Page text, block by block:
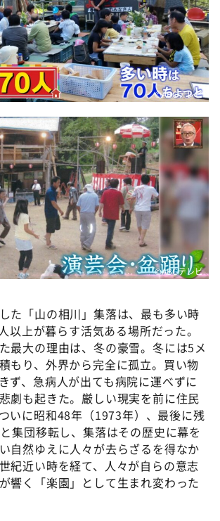
©ABCテレビ
©ABCテレビ
た「山の相川」集落は、最も多い時
以上が暮らす活気ある場所だった。
最大の理由は、冬の豪雪。冬には5メ
もり、外界から完全に孤立。買い物
ず、急病人が出ても病院に運べずに
劇も起きた。厳しい現実を前に住民
いに昭和48年（1973年）、最後に残
集団移転し、集落はその歴史に幕を
自然ゆえに人々が去らざるを得なか
紀近い時を経て、人々が自らの意志
響く「楽園」として生まれ変わった